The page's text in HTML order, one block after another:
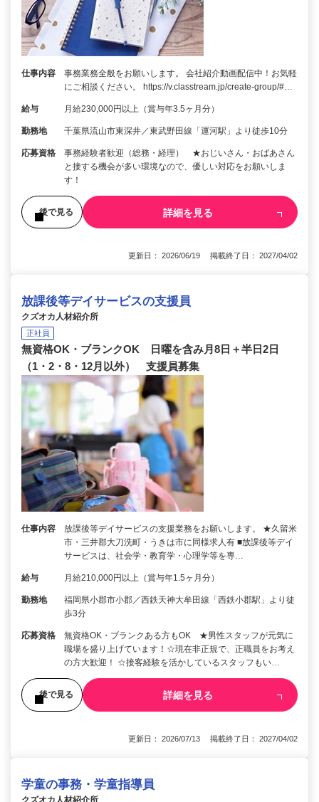
仕事内容
事務業務全般をお願いします。 会社紹介動画配信中！お気軽
にご相談ください。 https://v.classtream.jp/create-group/#…
給与 月給230,000円以上（賞与年3.5ヶ月分）
勤務地 千葉県流山市東深井／東武野田線「運河駅」より徒歩10分
応募資格
事務経験者歓迎（総務・経理） ★おじいさん・おばあさん
と接する機会が多い環境なので、優しい対応をお願いしま
す！
後で見る 詳細を見る
更新日： 2026/06/19 掲載終了日： 2027/04/02
放課後等デイサービスの支援員
クズオカ人材紹介所
正社員
無資格OK・ブランクOK 日曜を含み月8日＋半日2日
（1・2・8・12月以外） 支援員募集
仕事内容
放課後等デイサービスの支援業務をお願いします。 ★久留米
市・三井郡大刀洗町・うきは市に同様求人有 ■放課後等デイ
サービスは、社会学・教育学・心理学等を専…
給与 月給210,000円以上（賞与年1.5ヶ月分）
勤務地
福岡県小郡市小郡／西鉄天神大牟田線「西鉄小郡駅」より徒
歩3分
応募資格
無資格OK・ブランクある方もOK ★男性スタッフが元気に
職場を盛り上げています！☆現在非正規で、正職員をお考え
の方大歓迎！ ☆接客経験を活かしているスタッフもい…
後で見る 詳細を見る
更新日： 2026/07/13 掲載終了日： 2027/04/02
学童の事務・学童指導員
クズオカ人材紹介所